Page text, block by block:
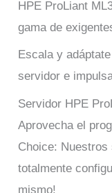
HPE ProLiant
gama de
Escala y
servidor e
Servidor HPE
Aprovecha el
Choice:
totalmente
mismo!